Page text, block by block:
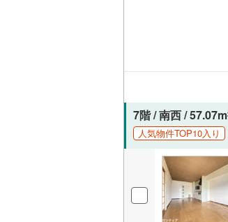
7階 / 南西 / 57.07m
人気物件TOP10入り